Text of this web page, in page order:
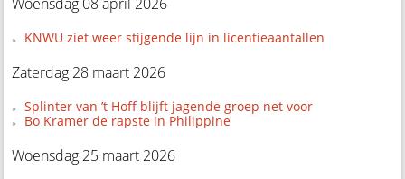
KNWU ziet weer stijgende lijn in licentieaantallen
Zaterdag 28 maart 2026
Splinter van ’t Hoff blijft jagende groep net voor
Bo Kramer de rapste in Philippine
Woensdag 25 maart 2026